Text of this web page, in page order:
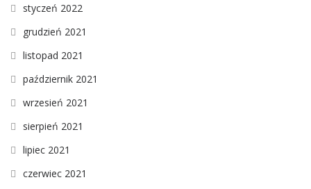
styczeń 2022
grudzień 2021
listopad 2021
październik 2021
wrzesień 2021
sierpień 2021
lipiec 2021
czerwiec 2021